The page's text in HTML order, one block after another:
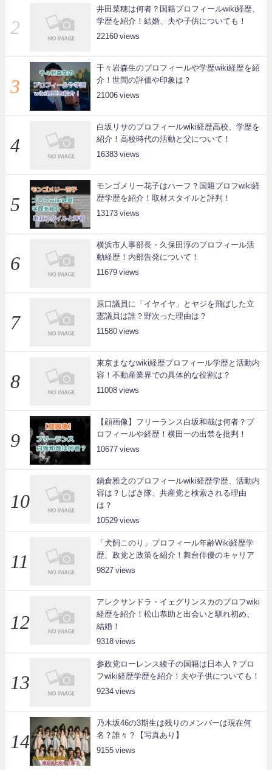
井田菜穂は何者？国籍プロフィールwiki経歴、
学歴を紹介！結婚、夫や子供についても！
22160
千々岩森生のプロフィールや学歴wiki経歴を紹
介！世間の評価や印象は？
21006
白坂リサのプロフィールwiki経歴高校、学歴を
紹介！高校時代の活動と父について！
16383
モンゴメリー花子はハーフ？国籍プロフwiki経
歴学歴を紹介！取材スタイルと評判！
13173
横浜市人事部長・久保田淳のプロフィール活
動経歴！内部告発について！
11679
原口議員に「イヤイヤ」とヤジを飛ばした立
憲議員は誰？野次った理由は？
11580
東京まななwiki経歴プロフィール学歴と活動内
容！不動産業界での具体的な役割は？
11008
【顔画像】フリーランス白坂和哉は何者？プ
ロフィールや経歴！横田一の出禁を批判！
10677
鍋倉雅之のプロフィールwiki経歴学歴、活動内
容は？しばき隊、共産党と検索される理由
は？
10529
「犬飼このり」プロフィール年齢Wiki経歴学
歴、政党と政策を紹介！舞台俳優のキャリア
9827
アレクサンドラ・イェグリンスカのプロフwiki
経歴を紹介！松山恭助と出会いと馴れ初め、
結婚！
9318
参政党ローレンス綾子の国籍は日本人？プロ
フwiki経歴学歴を紹介！夫や子供についても！
9234
乃木坂46の3期生は残りのメンバーは現在何
名？誰々？【写真あり】
9155